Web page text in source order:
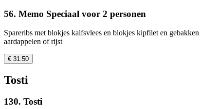
56. Memo Speciaal voor 2 personen
Spareribs met blokjes kalfsvlees en blokjes kipfilet en gebakken
aardappelen of rijst
€ 31.50
Tosti
130. Tosti